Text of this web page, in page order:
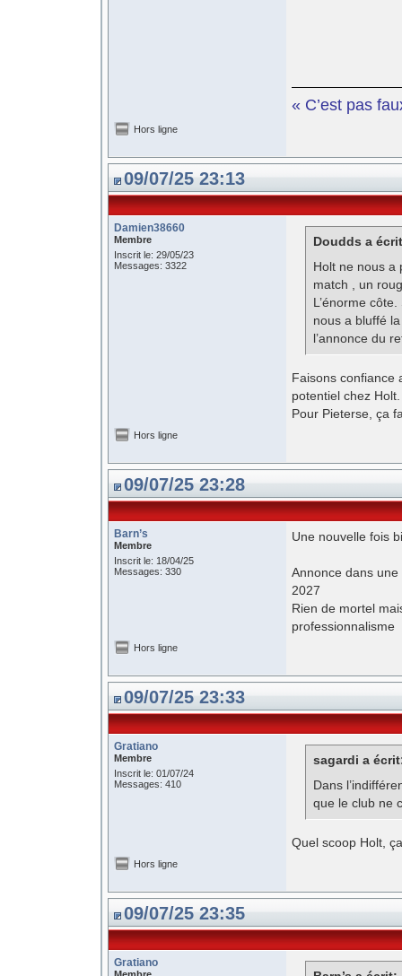
« C’est pas
Hors ligne
09/07/25 23:13
Damien38660
Membre
Inscrit le: 29/05/23
Messages: 3322
Doudds a
Holt ne nous a
match , un
L’énorme
nous a bluffé
l’annonce du
Faisons confiance
potentiel chez Holt.
Pour Pieterse, ça
Hors ligne
09/07/25 23:28
Barn’s
Membre
Inscrit le: 18/04/25
Messages: 330
Une nouvelle fois
Annonce dans une
2027
Rien de mortel
professionnalisme
Hors ligne
09/07/25 23:33
Gratiano
Membre
Inscrit le: 01/07/24
Messages: 410
sagardi a
Dans
que le club ne
Quel scoop Holt,
Hors ligne
09/07/25 23:35
Gratiano